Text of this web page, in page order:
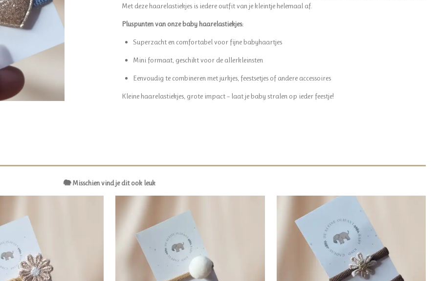
Met deze haarelastiekjes is iedere outfit van je kleintje helemaal af.
Pluspunten van onze baby haarelastiekjes:
Superzacht en comfortabel voor fijne babyhaartjes
Mini formaat, geschikt voor de allerkleinsten
Eenvoudig te combineren met jurkjes, feestsetjes of andere accessoires
Kleine haarelastiekjes, grote impact – laat je baby stralen op ieder feestje!
🐘 Misschien vind je dit ook leuk